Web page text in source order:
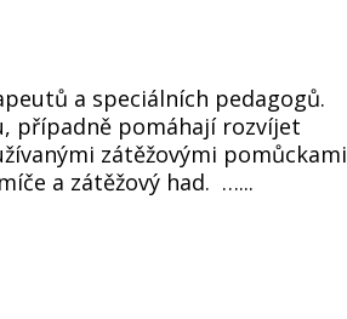
a speciálních pedagogů.
případně pomáhají rozvíjet
zátěžovými pomůckami
a zátěžový had. …...